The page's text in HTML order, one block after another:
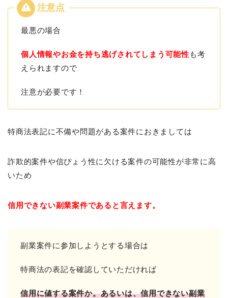
最悪の場合
個人情報やお金を持ち逃げされてしまう可能性 も考
えられますので
注意が必要です！
特商法表記に不備や問題がある案件におきましては
詐欺的案件や信ぴょう性に欠ける案件の可能性が非常に高
いため
信用できない副業案件であると言えます。
副業案件に参加しようとする場合は
特商法の表記を確認していただければ
信用に値する案件か。あるいは、信用できない副業